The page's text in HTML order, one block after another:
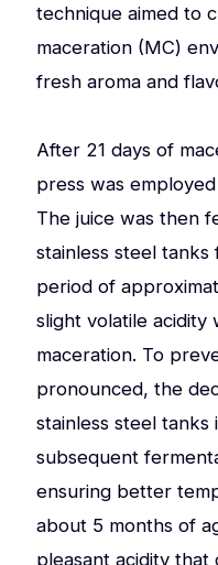
technique aimed to
maceration (MC)
fresh aroma and
After 21 days of
press was
The juice was then
stainless steel
period of
slight volatile
maceration. To
pronounced, the
stainless steel
subsequent
ensuring better
about 5 months of
pleasant acidity